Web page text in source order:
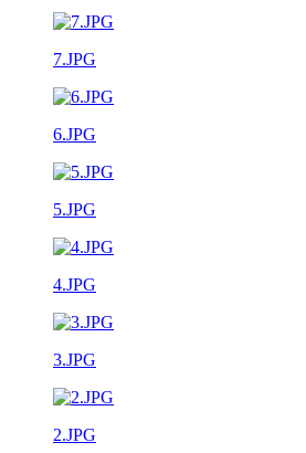
7.JPG
6.JPG
5.JPG
4.JPG
3.JPG
2.JPG